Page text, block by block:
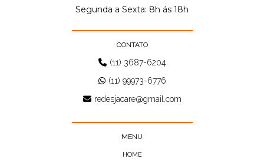
Segunda a Sexta: 8h ás 18h
CONTATO
(11) 3687-6204
(11) 99973-6776
redesjacare@gmail.com
MENU
HOME